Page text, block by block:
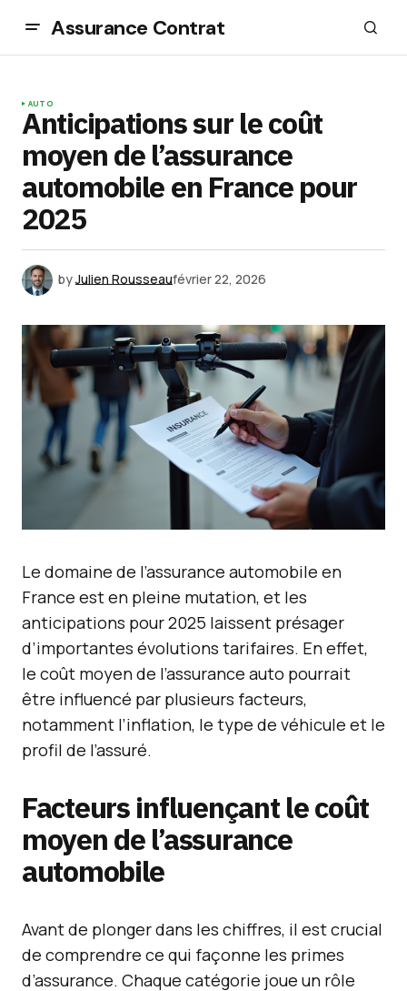
Assurance Contrat
AUTO
Anticipations sur le coût
moyen de l’assurance
automobile en France pour
2025
byJulien Rousseaufévrier 22, 2026
Le domaine de l’assurance automobile en
France est en pleine mutation, et les
anticipations pour 2025 laissent présager
d’importantes évolutions tarifaires. En effet,
le coût moyen de l’assurance auto pourrait
être influencé par plusieurs facteurs,
notamment l’inflation, le type de véhicule et le
profil de l’assuré.
Facteurs influençant le coût
moyen de l’assurance
automobile
Avant de plonger dans les chiffres, il est crucial
de comprendre ce qui façonne les primes
d’assurance. Chaque catégorie joue un rôle